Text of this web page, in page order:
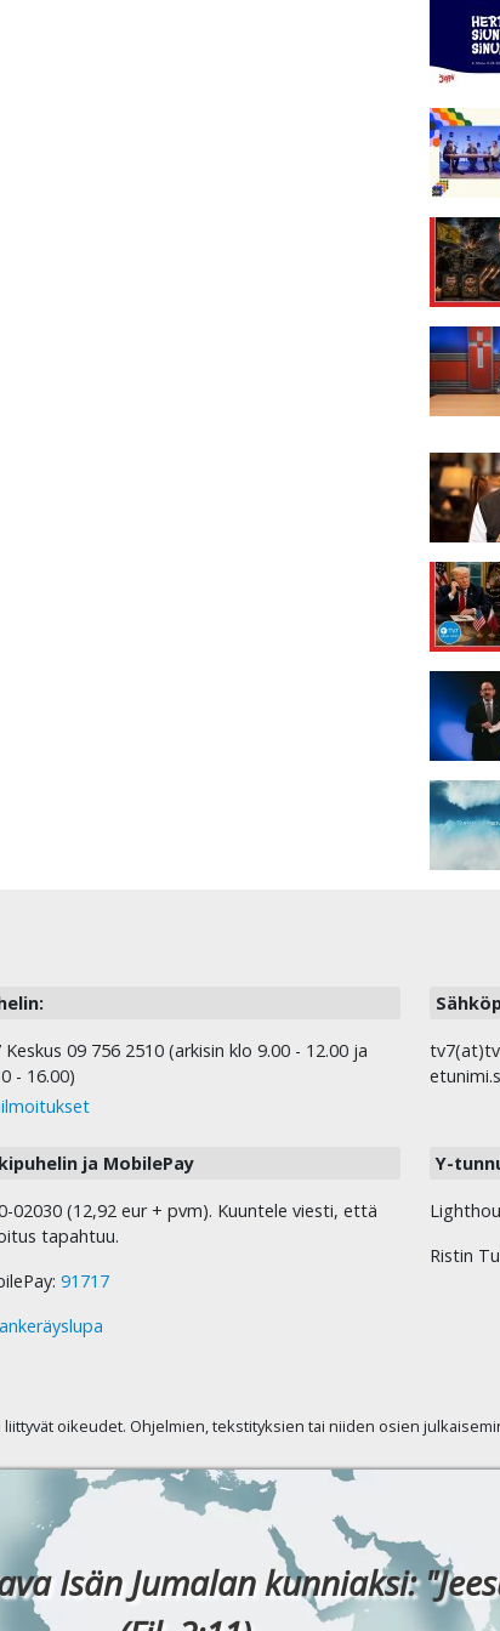
Keskus 09 756 2510 (arkisin klo 9.00 - 12.00 ja
- 16.00)
ja MobilePay
02030 (12,92 eur + pvm). Kuuntele viesti, että
tapahtuu.
91717
Y-
Ristin
oikeudet. Ohjelmien, tekstityksien tai niiden osien
Isän Jumalan kunniaksi: